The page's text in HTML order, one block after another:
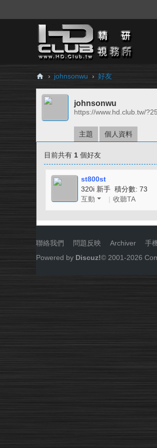
H
Cl
› johnsonwu › 好友
johnsonwu
https://www.hd.club.tw/
主題 個人資料
目前共有 1 個好友
st800st
320i 新手 積分數: 73
互動
| 收聽TA
聯絡我們 問題反映 Archiver 手
Powered by Discuz!© 2001-2026